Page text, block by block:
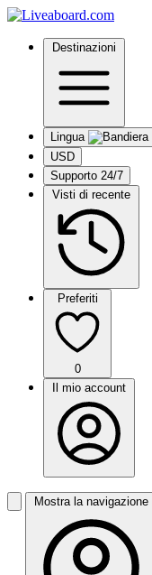
Destinazioni
Lingua
USD
Supporto 24/7
Visti di recente
Preferiti
0
Il mio account
Mostra la navigazione